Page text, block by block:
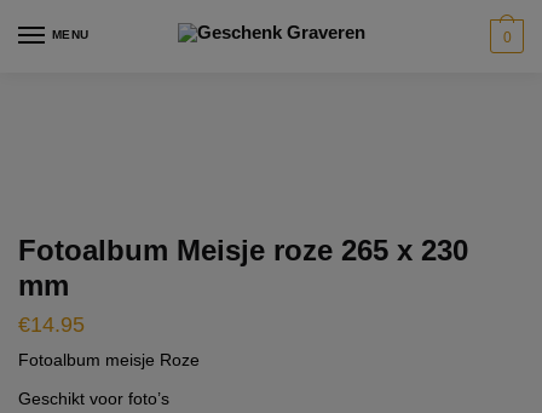
MENU 0
Fotoalbum Meisje roze 265 x 230
mm
€14.95
Fotoalbum meisje Roze
Geschikt voor foto’s